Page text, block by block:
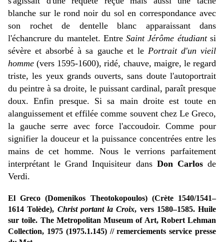
blanche sur le rond noir du sol en correspondance avec
son rochet de dentelle blanc apparaissant dans
l'échancrure du mantelet. EntreSaint Jérôme étudiantsi
sévère et absorbé à sa gauche et le Portrait d'un vieil
homme (vers 1595-1600), ridé, chauve, maigre, le regard
triste, les yeux grands ouverts, sans doute l'autoportrait
du peintre à sa droite, le puissant cardinal, paraît presque
doux. Enfin presque. Si sa main droite est toute en
alanguissement et effilée comme souvent chez Le Greco,
la gauche serre avec force l'accoudoir. Comme pour
signifier la douceur et la puissance concentrées entre les
mains de cet homme. Nous le verrions parfaitement
interprétant le Grand Inquisiteur dans Don Carlosde
Verdi.
El Greco (Domenikos Theotokopoulos) (Crète 1540/1541–
1614 Tolède), Christ portant la Croix, vers 1580–1585. Huile
sur toile. The Metropolitan Museum of Art, Robert Lehman
Collection, 1975 (1975.1.145) // remerciements service presse